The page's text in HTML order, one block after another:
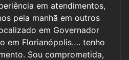
em atendimentos,
pela manhã em outros
em Governador
em Florianópolis…. tenho
Sou comprometida,